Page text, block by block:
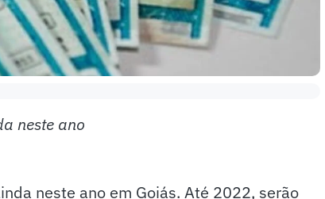
neste ano
neste ano em Goiás. Até 2022, serão